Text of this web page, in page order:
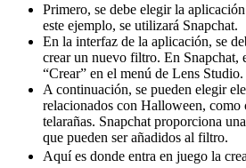
Primero, se debe elegir la
este ejemplo, se utilizará Snapchat.
En la interfaz de la aplicación, se
crear un nuevo filtro. En Snapchat,
“Crear” en el menú de Lens Studio.
A continuación, se pueden elegir
relacionados con Halloween, como
telarañas. Snapchat proporciona
que pueden ser añadidos al filtro.
Aquí es donde entra en juego la